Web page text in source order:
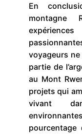
En
montagne
voyageurs
partie de
au Mont
projets qui
vivant